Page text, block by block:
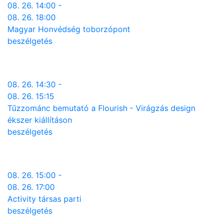
08. 26. 14:00 -
08. 26. 18:00
Magyar Honvédség toborzópont
beszélgetés
08. 26. 14:30 -
08. 26. 15:15
Tűzzománc bemutató a Flourish - Virágzás design
ékszer kiállításon
beszélgetés
08. 26. 15:00 -
08. 26. 17:00
Activity társas parti
beszélgetés